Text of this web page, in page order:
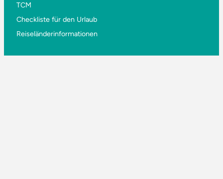
TCM
Checkliste für den Urlaub
Reiseländerinformationen